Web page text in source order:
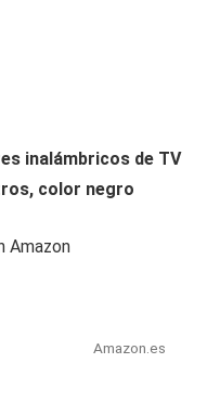
inalámbricos de TV
color negro
Amazon
Amazon.es